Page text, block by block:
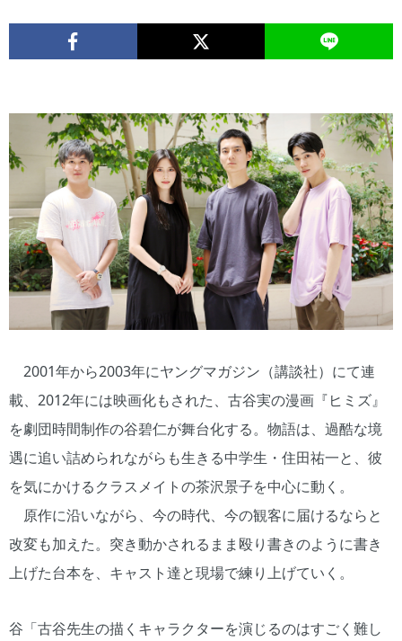
2001年から2003年にヤングマガジン（講談社）にて連
載、2012年には映画化もされた、古谷実の漫画『ヒミズ』
を劇団時間制作の谷碧仁が舞台化する。物語は、過酷な境
遇に追い詰められながらも生きる中学生・住田祐一と、彼
を気にかけるクラスメイトの茶沢景子を中心に動く。
原作に沿いながら、今の時代、今の観客に届けるならと
改変も加えた。突き動かされるまま殴り書きのように書き
上げた台本を、キャスト達と現場で練り上げていく。
谷「古谷先生の描くキャラクターを演じるのはすごく難し